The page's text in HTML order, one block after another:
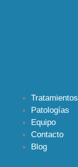
Tratamientos
Patologías
Equipo
Contacto
Blog